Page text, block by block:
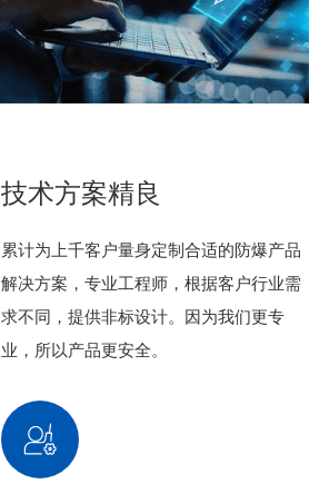
技术方案精良
累计为上千客户量身定制合适的防爆产品
解决方案，专业工程师，根据客户行业需
求不同，提供非标设计。因为我们更专
业，所以产品更安全。